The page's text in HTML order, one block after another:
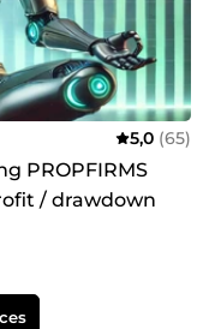
5,0 (65)
PROPFIRMS
/ drawdown